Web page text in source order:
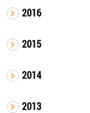
2016
2015
2014
2013